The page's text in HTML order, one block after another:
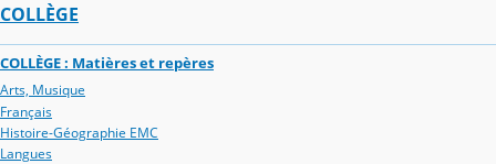
COLLÈGE
COLLÈGE : Matières et repères
Arts, Musique
Français
Histoire-Géographie EMC
Langues